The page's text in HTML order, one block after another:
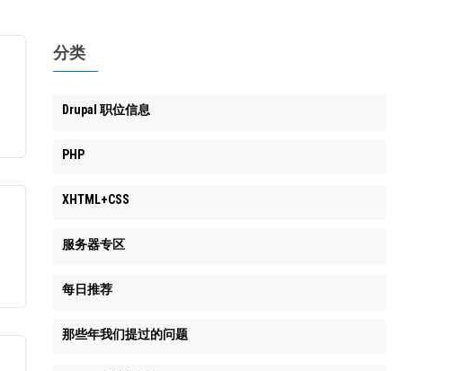
分类
Drupal 职位信息
PHP
XHTML+CSS
服务器专区
每日推荐
那些年我们提过的问题